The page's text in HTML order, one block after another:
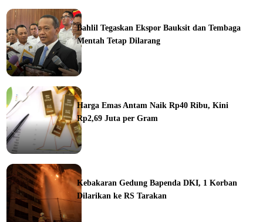
Bahlil Tegaskan Ekspor Bauksit dan Tembaga
Mentah Tetap Dilarang
Harga Emas Antam Naik Rp40 Ribu, Kini
Rp2,69 Juta per Gram
Kebakaran Gedung Bapenda DKI, 1 Korban
Dilarikan ke RS Tarakan